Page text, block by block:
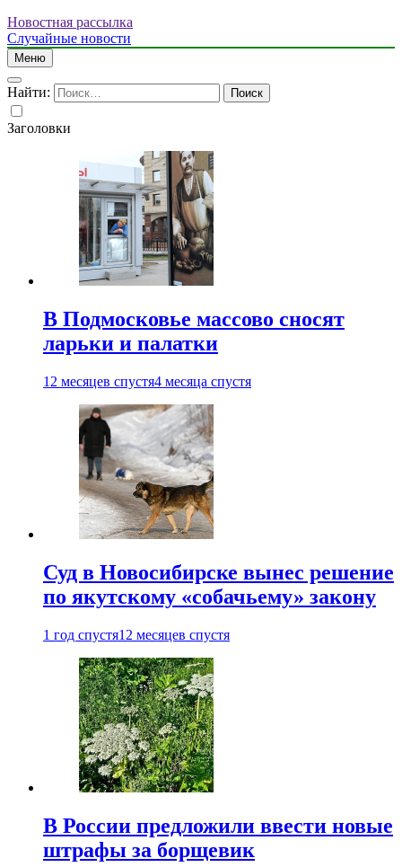
Новостная рассылка
Случайные новости
Меню
Найти:
Заголовки
В Подмосковье массово сносят
ларьки и палатки
12 месяцев спустя4 месяца спустя
Суд в Новосибирске вынес решение
по якутскому «собачьему» закону
1 год спустя12 месяцев спустя
В России предложили ввести новые
штрафы за борщевик